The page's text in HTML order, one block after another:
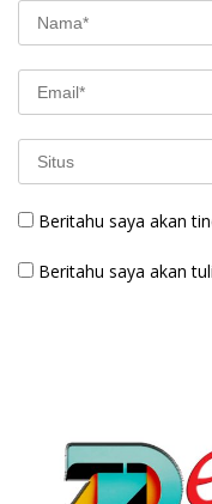
Beritahu saya akan
Beritahu saya akan